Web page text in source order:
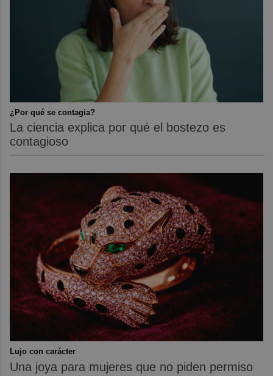
¿Por qué se contagia?
La ciencia explica por qué el bostezo es
contagioso
Lujo con carácter
Una joya para mujeres que no piden permiso